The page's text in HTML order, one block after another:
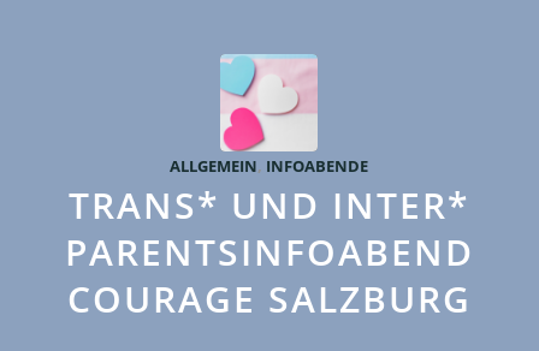
ALLGEMEIN, INFOABENDE
TRANS* UND INTER*
PARENTSINFOABEND
COURAGE SALZBURG